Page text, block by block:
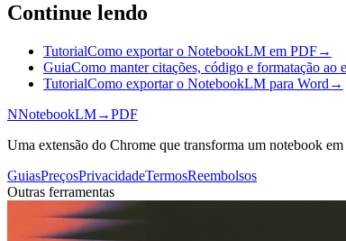
Continue lendo
TutorialComo exportar o NotebookLM em PDF→
GuiaComo manter citações, código e formatação
TutorialComo exportar o NotebookLM para Word →
NNotebookLM→PDF
Uma extensão do Chrome que transforma um notebook
GuiasPreçosPrivacidadeTermosReembolsos
Outras ferramentas